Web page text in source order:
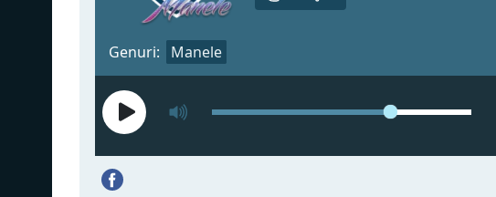
Genuri: Manele